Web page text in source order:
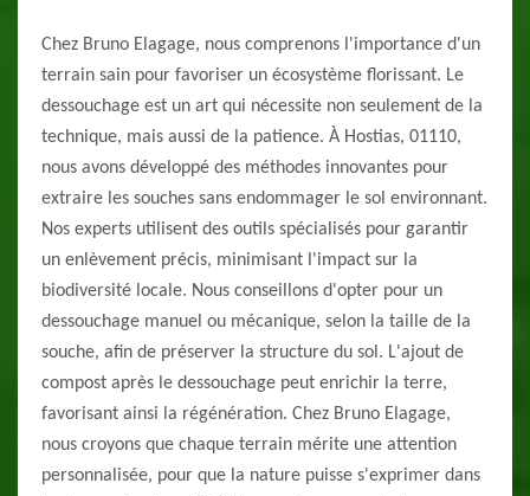
Chez Bruno Elagage, nous comprenons l'importance d'un
terrain sain pour favoriser un écosystème florissant. Le
dessouchage est un art qui nécessite non seulement de la
technique, mais aussi de la patience. À Hostias, 01110,
nous avons développé des méthodes innovantes pour
extraire les souches sans endommager le sol environnant.
Nos experts utilisent des outils spécialisés pour garantir
un enlèvement précis, minimisant l'impact sur la
biodiversité locale. Nous conseillons d'opter pour un
dessouchage manuel ou mécanique, selon la taille de la
souche, afin de préserver la structure du sol. L'ajout de
compost après le dessouchage peut enrichir la terre,
favorisant ainsi la régénération. Chez Bruno Elagage,
nous croyons que chaque terrain mérite une attention
personnalisée, pour que la nature puisse s'exprimer dans